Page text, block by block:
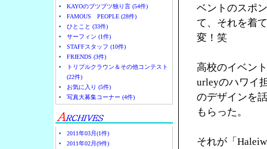
KAYOのブツブツ独り言 (54件)
FAMOUS PEOPLE (28件)
ひとこと (33件)
サーフィン (1件)
STAFFスタッフ (10件)
FRIENDS (3件)
トリプルクラウン＆その他コンテスト
(22件)
お気に入り (5件)
写真大募集コーナー (4件)
2011年03月(1件)
2011年02月(9件)
ベントのスポ
て、それを着
変！笑
高校のイベン
urleyのハワイ
のデザインを
もらった。
それが「